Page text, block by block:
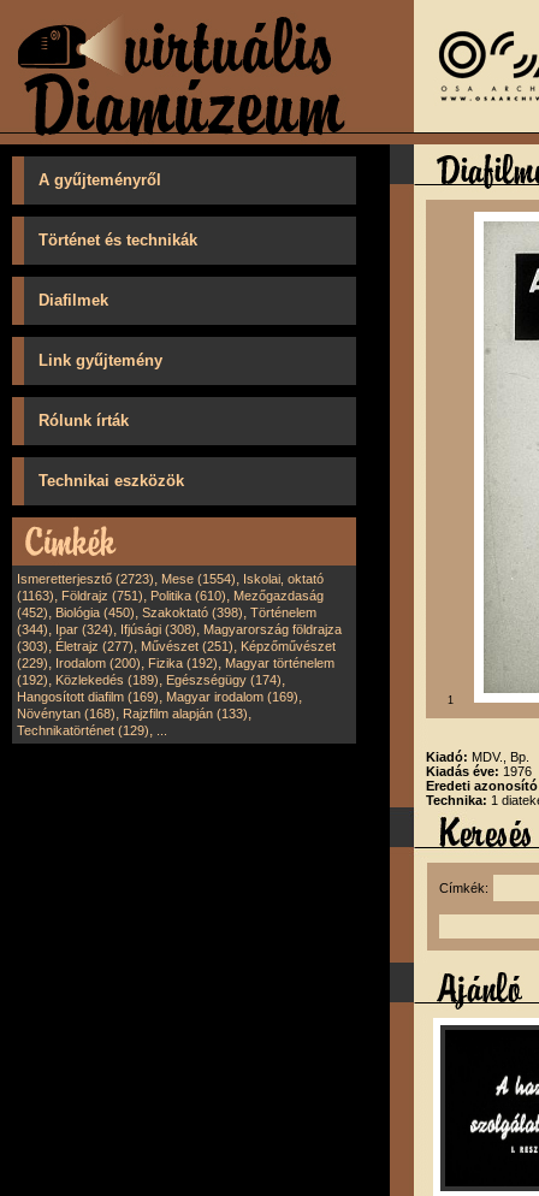
A gyűjteményről
Történet és technikák
Diafilmek
Link gyűjtemény
Rólunk írták
Technikai eszközök
Ismeretterjesztő (2723), Mese (1554), Iskolai, oktató
(1163), Földrajz (751), Politika (610), Mezőgazdaság
(452), Biológia (450), Szakoktató (398), Történelem
(344), Ipar (324), Ifjúsági (308), Magyarország földrajza
(303), Életrajz (277), Művészet (251), Képzőművészet
(229), Irodalom (200), Fizika (192), Magyar történelem
(192), Közlekedés (189), Egészségügy (174),
Hangosított diafilm (169), Magyar irodalom (169),
Növénytan (168), Rajzfilm alapján (133),
Technikatörténet (129),
1
Kiadó: MDV., Bp.
Kiadás éve: 1976
Eredeti
Technika: 1
Címkék: